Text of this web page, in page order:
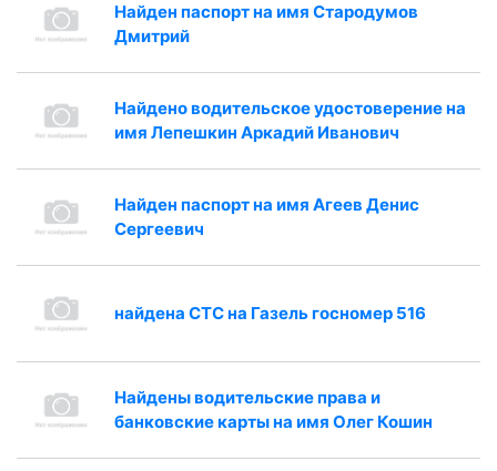
Найден паспорт на имя Стародумов
Дмитрий
Найдено водительское удостоверение на
имя Лепешкин Аркадий Иванович
Найден паспорт на имя Агеев Денис
Сергеевич
найдена СТС на Газель госномер 516
Найдены водительские права и
банковские карты на имя Олег Кошин